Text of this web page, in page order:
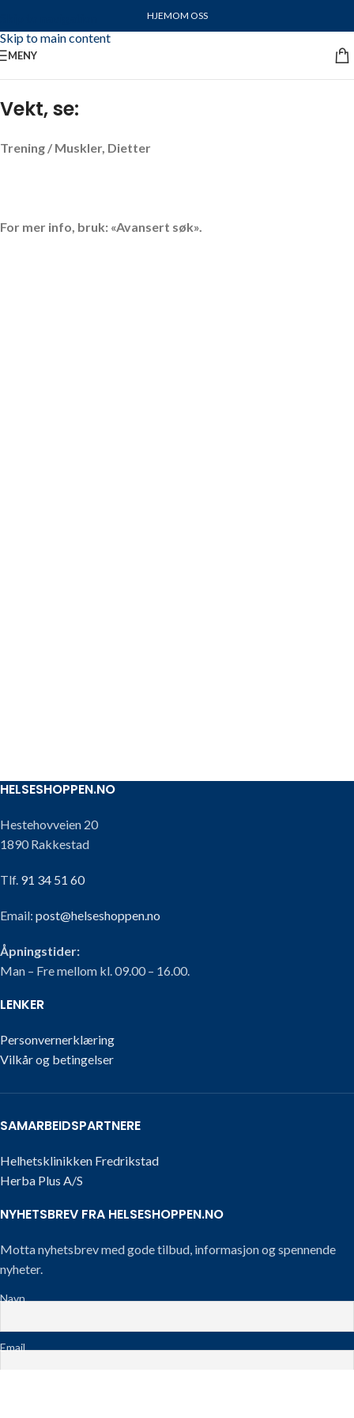
Skip to main content
HJEMOM OSS
MENY
Vekt, se:
Trening / Muskler, Dietter
For mer info, bruk: «Avansert søk».
HELSESHOPPEN.NO
Hestehovveien 20
1890 Rakkestad
Tlf. 91 34 51 60
Email: post@helseshoppen.no
Åpningstider:
Man – Fre mellom kl. 09.00 – 16.00.
LENKER
Personvernerklæring
Vilkår og betingelser
SAMARBEIDSPARTNERE
Helhetsklinikken Fredrikstad
Herba Plus A/S
NYHETSBREV FRA HELSESHOPPEN.NO
Motta nyhetsbrev med gode tilbud, informasjon og spennende
nyheter.
Navn
Email